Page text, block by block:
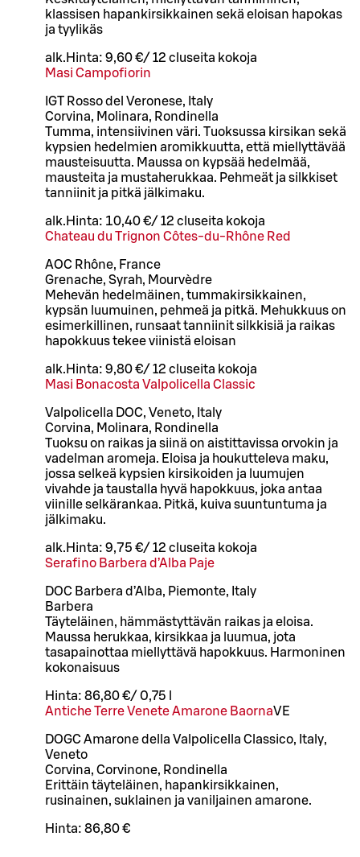
klassisen hapankirsikkainen sekä eloisan hapokas
ja tyylikäs
alk. Hinta: 9,60 €/ 12 cl useita kokoja
Masi Campofiorin
IGT Rosso del Veronese, Italy
Corvina, Molinara, Rondinella
Tumma, intensiivinen väri. Tuoksussa kirsikan sekä
kypsien hedelmien aromikkuutta, että miellyttävää
mausteisuutta. Maussa on kypsää hedelmää,
mausteita ja mustaherukkaa. Pehmeät ja silkkiset
tanniinit ja pitkä jälkimaku.
alk. Hinta: 10,40 €/ 12 cl useita kokoja
Chateau du Trignon Côtes-du-Rhône Red
AOC Rhône, France
Grenache, Syrah, Mourvèdre
Mehevän hedelmäinen, tummakirsikkainen,
kypsän luumuinen, pehmeä ja pitkä. Mehukkuus on
esimerkillinen, runsaat tanniinit silkkisiä ja raikas
hapokkuus tekee viinistä eloisan
alk. Hinta: 9,80 €/ 12 cl useita kokoja
Masi Bonacosta Valpolicella Classic
Valpolicella DOC, Veneto, Italy
Corvina, Molinara, Rondinella
Tuoksu on raikas ja siinä on aistittavissa orvokin ja
vadelman aromeja. Eloisa ja houkutteleva maku,
jossa selkeä kypsien kirsikoiden ja luumujen
vivahde ja taustalla hyvä hapokkuus, joka antaa
viinille selkärankaa. Pitkä, kuiva suuntuntuma ja
jälkimaku.
alk. Hinta: 9,75 €/ 12 cl useita kokoja
Serafino Barbera d’Alba Paje
DOC Barbera d’Alba, Piemonte, Italy
Barbera
Täyteläinen, hämmästyttävän raikas ja eloisa.
Maussa herukkaa, kirsikkaa ja luumua, jota
tasapainottaa miellyttävä hapokkuus. Harmoninen
kokonaisuus
Hinta: 86,80 €/ 0,75 l
Antiche Terre Venete Amarone BaornaVE
DOGC Amarone della Valpolicella Classico, Italy,
Veneto
Corvina, Corvinone, Rondinella
Erittäin täyteläinen, hapankirsikkainen,
rusinainen, suklainen ja vaniljainen amarone.
Hinta: 86,80 €